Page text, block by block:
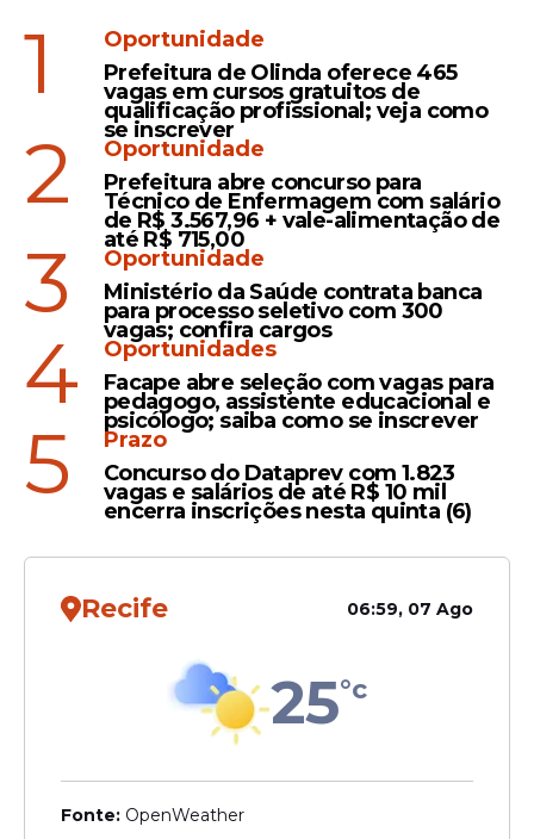
1
Oportunidade
Prefeitura de Olinda oferece 465
vagas em cursos gratuitos de
qualificação profissional; veja como
se inscrever
2
Oportunidade
Prefeitura abre concurso para
Técnico de Enfermagem com salário
de R$ 3.567,96 + vale-alimentação de
até R$ 715,00
3
Oportunidade
Ministério da Saúde contrata banca
para processo seletivo com 300
vagas; confira cargos
4
Oportunidades
Facape abre seleção com vagas para
pedagogo, assistente educacional e
psicólogo; saiba como se inscrever
5
Prazo
Concurso do Dataprev com 1.823
vagas e salários de até R$ 10 mil
encerra inscrições nesta quinta (6)
Recife 06:59, 07 Ago
25°c
Fonte: OpenWeather